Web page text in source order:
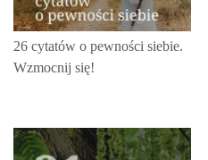
26 cytatów o pewności siebie.
Wzmocnij się!